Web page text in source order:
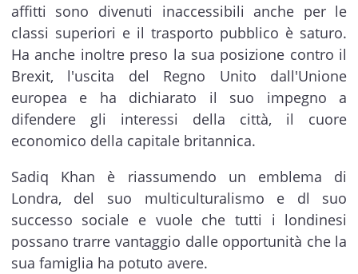
affitti sono divenuti inaccessibili anche per le
classi superiori e il trasporto pubblico è saturo.
Ha anche inoltre preso la sua posizione contro il
Brexit, l'uscita del Regno Unito dall'Unione
europea e ha dichiarato il suo impegno a
difendere gli interessi della città, il cuore
economico della capitale britannica.
Sadiq Khan è riassumendo un emblema di
Londra, del suo multiculturalismo e dl suo
successo sociale e vuole che tutti i londinesi
possano trarre vantaggio dalle opportunità che la
sua famiglia ha potuto avere.